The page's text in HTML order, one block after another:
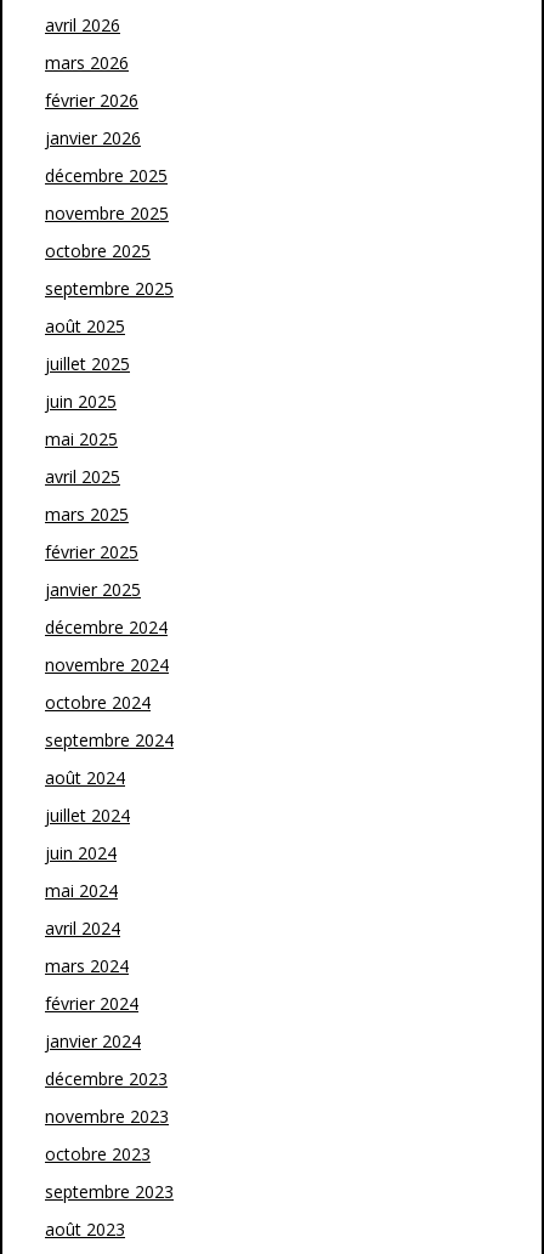
avril 2026
mars 2026
février 2026
janvier 2026
décembre 2025
novembre 2025
octobre 2025
septembre 2025
août 2025
juillet 2025
juin 2025
mai 2025
avril 2025
mars 2025
février 2025
janvier 2025
décembre 2024
novembre 2024
octobre 2024
septembre 2024
août 2024
juillet 2024
juin 2024
mai 2024
avril 2024
mars 2024
février 2024
janvier 2024
décembre 2023
novembre 2023
octobre 2023
septembre 2023
août 2023